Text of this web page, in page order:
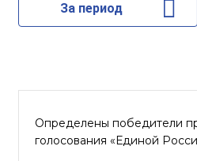
За период
Определены победители
голосования «Единой